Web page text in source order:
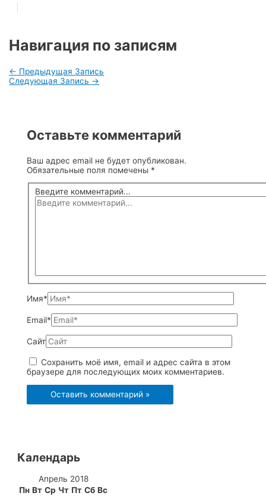
Навигация по записям
← Предыдущая Запись
Следующая Запись →
Оставьте комментарий
Ваш адрес email не будет опубликован.
Обязательные поля помечены *
Введите комментарий...
Имя*
Email*
Сайт
Сохранить моё имя, email и адрес сайта в этом
браузере для последующих моих комментариев.
Календарь
Апрель 2018
Пн Вт Ср Чт Пт Сб Вс